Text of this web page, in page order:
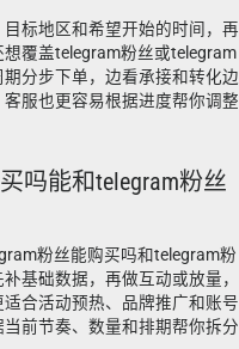
标地区和希望开始的时间，再
覆盖telegram粉丝或telegram
分步下单，边看承接和转化边
服也更容易根据进度帮你调整
吗能和telegram粉丝
粉丝能购买吗和telegram粉
基础数据，再做互动或放量，
合活动预热、品牌推广和账号
前节奏、数量和排期帮你拆分